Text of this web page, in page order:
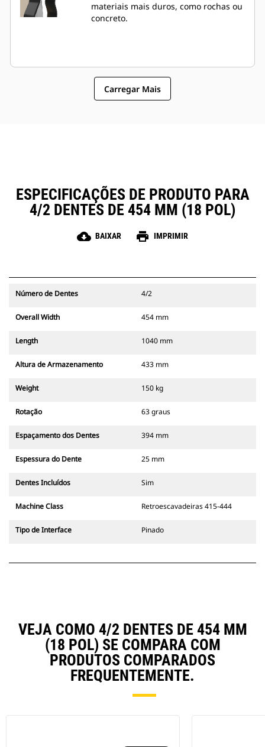
materiais mais duros, como rochas ou
concreto.
Carregar Mais
ESPECIFICAÇÕES DE PRODUTO PARA
4/2 DENTES DE 454 MM (18 POL)
cloud_download BAIXAR print IMPRIMIR
Número de Dentes 4/2
Overall Width 454 mm
Length 1040 mm
Altura de Armazenamento 433 mm
Weight 150 kg
Rotação 63 graus
Espaçamento dos Dentes 394 mm
Espessura do Dente 25 mm
Dentes Incluídos Sim
Machine Class Retroescavadeiras 415-444
Tipo de Interface Pinado
VEJA COMO 4/2 DENTES DE 454 MM
(18 POL) SE COMPARA COM
PRODUTOS COMPARADOS
FREQUENTEMENTE.